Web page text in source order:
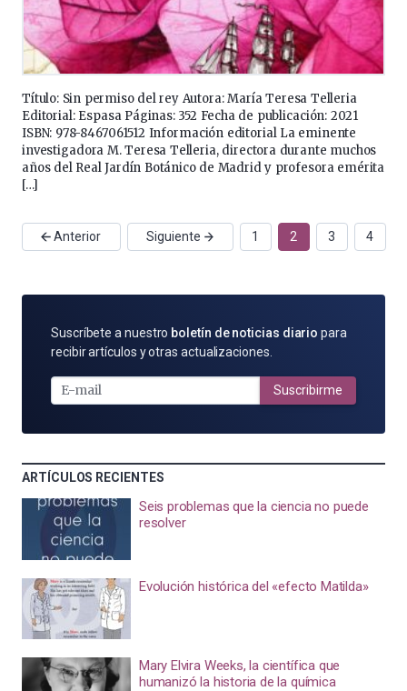
Título: Sin permiso del rey Autora: María Teresa Telleria
Editorial: Espasa Páginas: 352 Fecha de publicación: 2021
ISBN: 978-8467061512 Información editorial La eminente
investigadora M. Teresa Telleria, directora durante muchos
años del Real Jardín Botánico de Madrid y profesora emérita
[…]
Anterior Siguiente 1 2 3 4
SUSCRÍBETE
POR
MAIL
Suscríbete a nuestro boletín de noticias diario para
recibir artículos y otras actualizaciones.
Suscribirme
ARTÍCULOS RECIENTES
Seis problemas que la ciencia no puede
resolver
Evolución histórica del «efecto Matilda»
Mary Elvira Weeks, la científica que
humanizó la historia de la química